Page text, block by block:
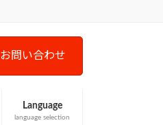
お問い合わせ
Language
language selection